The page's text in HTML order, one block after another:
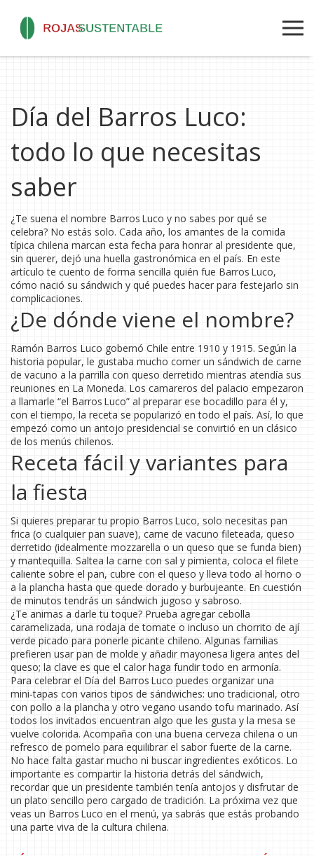
Día del Barros Luco:
todo lo que necesitas
saber
¿Te suena el nombre Barros Luco y no sabes por qué se
celebra? No estás solo. Cada año, los amantes de la comida
típica chilena marcan esta fecha para honrar al presidente que,
sin querer, dejó una huella gastronómica en el país. En este
artículo te cuento de forma sencilla quién fue Barros Luco,
cómo nació su sándwich y qué puedes hacer para festejarlo sin
complicaciones.
¿De dónde viene el nombre?
Ramón Barros Luco gobernó Chile entre 1910 y 1915. Según la
historia popular, le gustaba mucho comer un sándwich de carne
de vacuno a la parrilla con queso derretido mientras atendía sus
reuniones en La Moneda. Los camareros del palacio empezaron
a llamarle “el Barros Luco” al preparar ese bocadillo para él y,
con el tiempo, la receta se popularizó en todo el país. Así, lo que
empezó como un antojo presidencial se convirtió en un clásico
de los menús chilenos.
Receta fácil y variantes para
la fiesta
Si quieres preparar tu propio Barros Luco, solo necesitas pan
frica (o cualquier pan suave), carne de vacuno fileteada, queso
derretido (idealmente mozzarella o un queso que se funda bien)
y mantequilla. Saltea la carne con sal y pimienta, coloca el filete
caliente sobre el pan, cubre con el queso y lleva todo al horno o
a la plancha hasta que quede dorado y burbujeante. En cuestión
de minutos tendrás un sándwich jugoso y sabroso.
¿Te animas a darle tu toque? Prueba agregar cebolla
caramelizada, una rodaja de tomate o incluso un chorrito de ají
verde picado para ponerle picante chileno. Algunas familias
prefieren usar pan de molde y añadir mayonesa ligera antes del
queso; la clave es que el calor haga fundir todo en armonía.
Para celebrar el Día del Barros Luco puedes organizar una
mini‑tapas con varios tipos de sándwiches: uno tradicional, otro
con pollo a la plancha y otro vegano usando tofu marinado. Así
todos los invitados encuentran algo que les gusta y la mesa se
vuelve colorida. Acompaña con una buena cerveza chilena o un
refresco de pomelo para equilibrar el sabor fuerte de la carne.
No hace falta gastar mucho ni buscar ingredientes exóticos. Lo
importante es compartir la historia detrás del sándwich,
recordar que un presidente también tenía antojos y disfrutar de
un plato sencillo pero cargado de tradición. La próxima vez que
veas un Barros Luco en el menú, ya sabrás que estás probando
una parte viva de la cultura chilena.